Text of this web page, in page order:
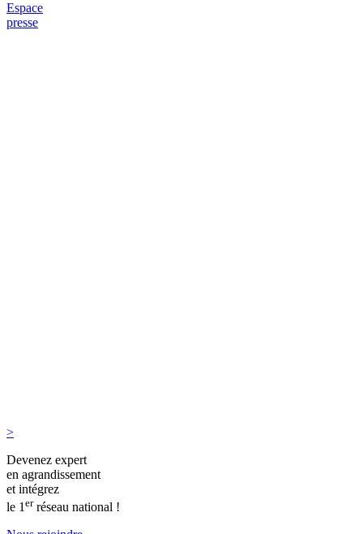
Espace
presse
>
Devenez expert
en agrandissement
et intégrez
le 1 erréseau national !